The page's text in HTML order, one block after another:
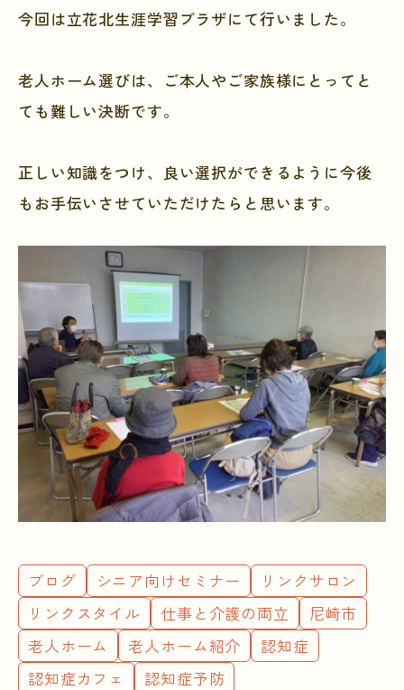
今回は立花北生涯学習プラザにて行いました。
老人ホーム選びは、ご本人やご家族様にとってと
ても難しい決断です。
正しい知識をつけ、良い選択ができるように今後
もお手伝いさせていただけたらと思います。
ブログ シニア向けセミナー
リンクサロン
リンクスタイル
仕事と介護の両立
尼崎市
老人ホーム
老人ホーム紹介
認知症
認知症カフェ
認知症予防